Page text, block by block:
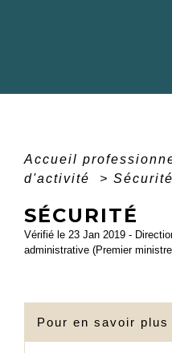
Accueil
d'activité
> Sécurité
SÉCURITÉ
Vérifié le 23 Jan 2019 -
administrative (Premier
Pour en savoir plus